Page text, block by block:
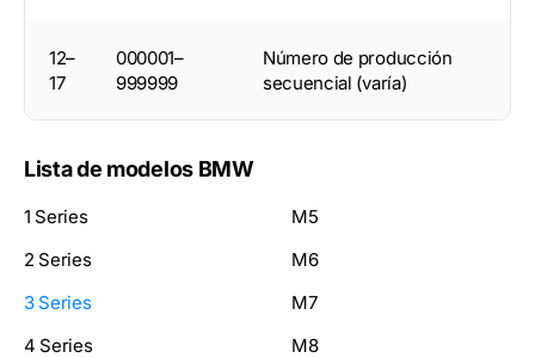
12–
17
000001–
999999
Número de producción
secuencial (varía)
Lista de modelos BMW
1 Series
2 Series
3 Series
4 Series
M5
M6
M7
M8